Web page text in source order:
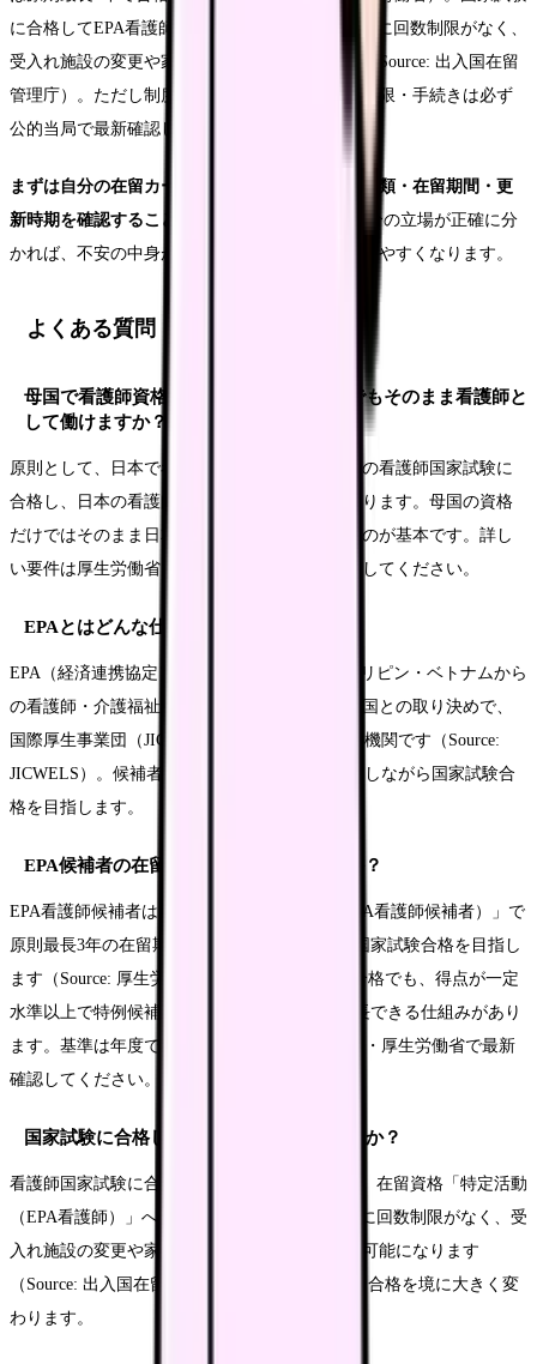
に合格してEPA看護師になると、在留期間の更新に回数制限がなく、
受入れ施設の変更や家族帯同も可能になります（Source: 出入国在留
管理庁）。ただし制度は流動的なため、要件・期限・手続きは必ず
公的当局で最新確認してください。
まずは自分の在留カードを開いて、在留資格の種類・在留期間・更
新時期を確認することから始めてください。
自分の立場が正確に分
かれば、不安の中身が整理され、次の一手が選びやすくなります。
よくある質問
母国で看護師資格を持っていれば、日本でもそのまま看護師と
して働けますか？
原則として、日本で看護師として働くには日本の看護師国家試験に
合格し、日本の看護師免許を取得する必要があります。母国の資格
だけではそのまま日本の看護師として働けないのが基本です。詳し
い要件は厚生労働省・出入国在留管理庁で確認してください。
EPAとはどんな仕組みですか？
EPA（経済連携協定）は、インドネシア・フィリピン・ベトナムから
の看護師・介護福祉士候補者を受け入れる国と国との取り決めで、
国際厚生事業団（JICWELS）が唯一のあっせん機関です（Source:
JICWELS）。候補者は受入れ施設で就労・研修しながら国家試験合
格を目指します。
EPA候補者の在留期間はどのくらいですか？
EPA看護師候補者は、在留資格「特定活動（EPA看護師候補者）」で
原則最長3年の在留期間が認められ、その間に国家試験合格を目指し
ます（Source: 厚生労働省）。最後の試験に不合格でも、得点が一定
水準以上で特例候補者と認められれば1年間延長できる仕組みがあり
ます。基準は年度で変わりうるため、JICWELS・厚生労働省で最新
確認してください。
国家試験に合格したら在留はどうなりますか？
看護師国家試験に合格してEPA看護師になると、在留資格「特定活動
（EPA看護師）」へ変更でき、在留期間の更新に回数制限がなく、受
入れ施設の変更や家族（配偶者・子）の帯同も可能になります
（Source: 出入国在留管理庁）。在留の安定度は合格を境に大きく変
わります。